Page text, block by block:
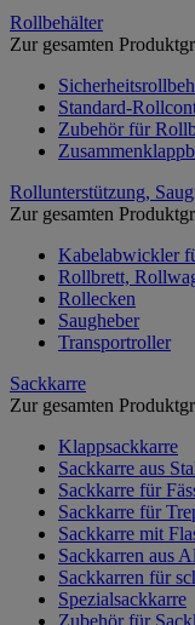
Rollbehälter
Zur gesamten
Standard-
Zubehör für
Rollunterstützung,
Zur gesamten
Kabelabwickler
Rollbrett,
Rollecken
Saugheber
Transportroller
Sackkarre
Zur gesamten
Klappsackkarre
Sackkarre aus
Sackkarre für
Sackkarre für
Sackkarre mit
Sackkarren aus
Sackkarren für
Spezialsackkarre
Zubehör für